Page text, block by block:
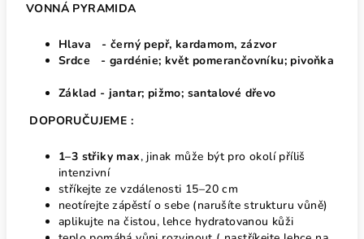
VONNÁ PYRAMIDA
Hlava -černý pepř, kardamom, zázvor
Srdce -gardénie; květ pomerančovníku; pivoňka
Základ - jantar; pižmo; santalové dřevo
DOPORUČUJEME :
1–3 střiky max, jinak může být pro okolí příliš
intenzivní
stříkejte ze vzdálenosti 15–20 cm
neotírejte zápěstí o sebe (narušíte strukturu vůně)
aplikujte na čistou, lehce hydratovanou kůži